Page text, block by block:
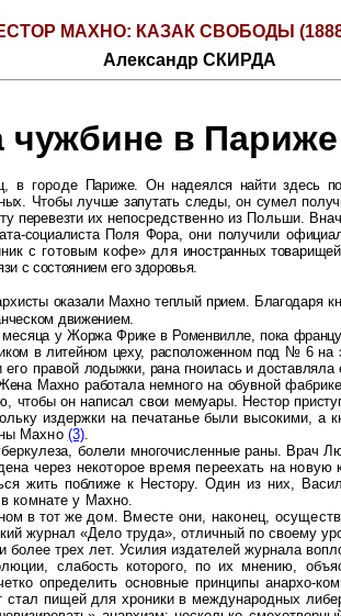
МАХНО: КАЗАК СВОБОДЫ
Александр СКИРДА
чужбине в Париже
в городе Париже. Он надеялся найти здесь
Чтобы лучше запутать следы, он сумел
перевезти их непосредственно из Польши.
социалиста Поля Фора, они получили
с готовым кофе» для иностранных
с состоянием его здоровья.
оказали Махно теплый прием. Благодаря
движением.
месяца уЖоржа Фрике в Роменвилле, пока
в литейном цеху, расположенном под № 6 на
его правой лодыжки, рана гноилась и
Махно работала немного на обувной
чтобы он написал свои мемуары. Нестор
издержки на печатанье были высокими, а
Махно (3).
болели многочисленные раны. Врач
через некоторое время переехать на
жить поближе к Нестору. Один из них,
комнате у Махно.
в тот же дом. Вместе они, наконец,
журнал «Дело труда», отличный по своему
трех лет. Усилия издателей журнала
слабость которого, по их мнению,
определить основные принципы анархо-
пищей для хроники в международных